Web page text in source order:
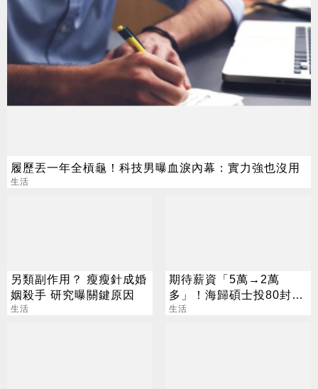
履歷丟一年全槓龜！科技男曝血淚內幕：實力強也沒用
生活
另類副作用？ 瘦瘦針成婚
姻殺手 研究曝關鍵原因
生活
期待薪資「5萬→2萬
多」！海歸碩士投80封履
歷沒上岸：連香蕉都不給
生活